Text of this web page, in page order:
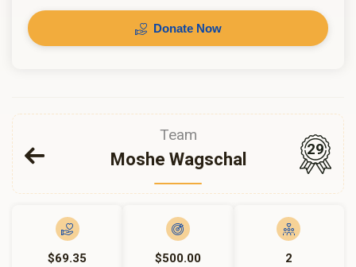
Donate Now
Team
Moshe Wagschal
29
$69.35 $500.00 2